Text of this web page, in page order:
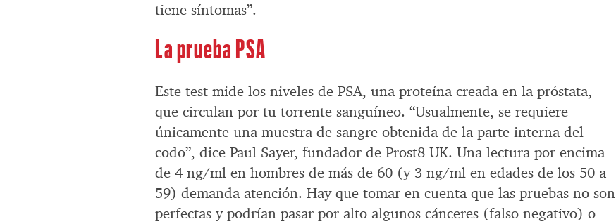
tiene síntomas”.
La prueba PSA
Este test mide los niveles de PSA, una proteína creada en la próstata,
que circulan por tu torrente sanguíneo. “Usualmente, se requiere
únicamente una muestra de sangre obtenida de la parte interna del
codo”, dice Paul Sayer, fundador de Prost8 UK. Una lectura por encima
de 4 ng/ml en hombres de más de 60 (y 3 ng/ml en edades de los 50 a
59) demanda atención. Hay que tomar en cuenta que las pruebas no son
perfectas y podrían pasar por alto algunos cánceres (falso negativo) o